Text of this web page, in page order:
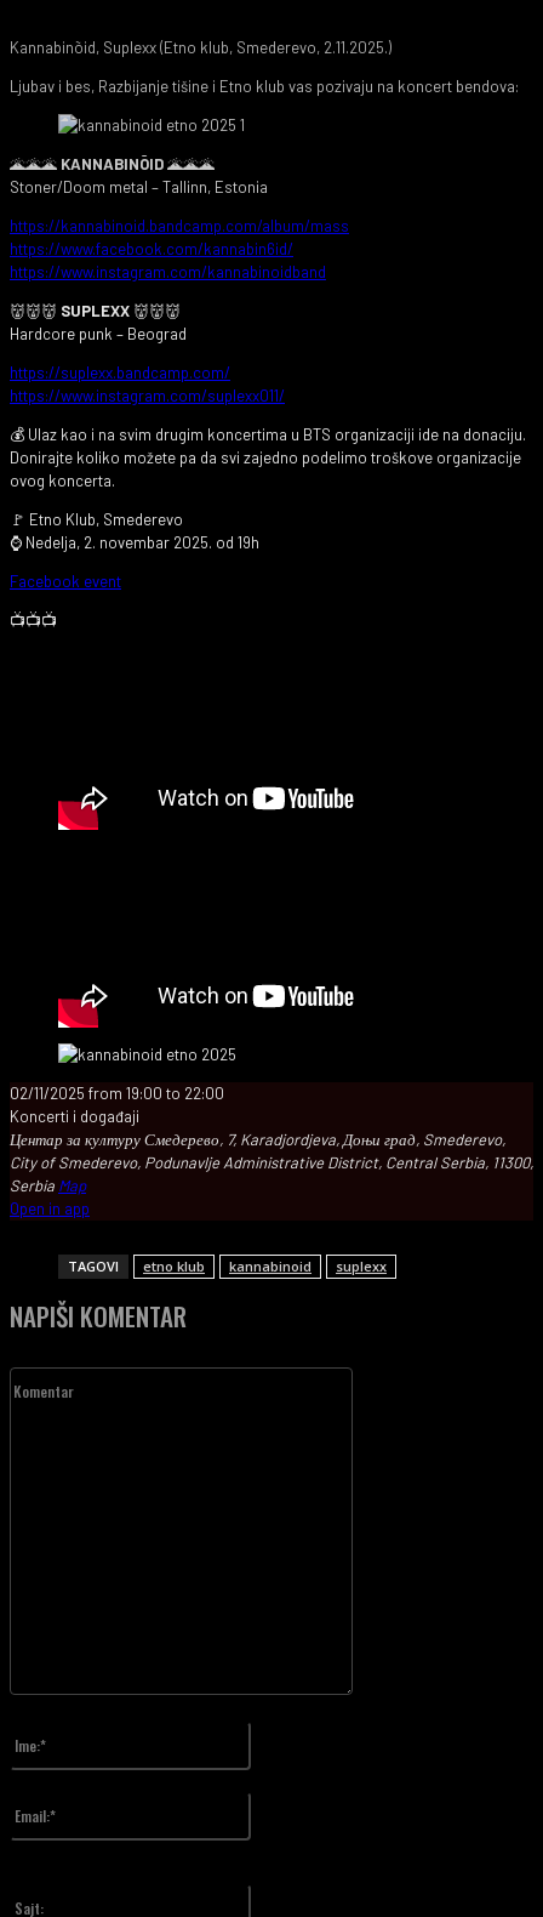
Kannabinõid, Suplexx (Etno klub, Smederevo, 2.11.2025.)
Ljubav i bes, Razbijanje tišine i Etno klub vas pozivaju na koncert bendova:
🌋🌋🌋 KANNABINÕID🌋🌋🌋
Stoner/Doom metal – Tallinn, Estonia
https://kannabinoid.bandcamp.com/album/mass
https://www.facebook.com/kannabin6id/
https://www.instagram.com/kannabinoidband
👹👹👹 SUPLEXX 👹👹👹
Hardcore punk – Beograd
https://suplexx.bandcamp.com/
https://www.instagram.com/suplexx011/
💰 Ulaz kao i na svim drugim koncertima u BTS organizaciji ide na donaciju.
Donirajte koliko možete pa da svi zajedno podelimo troškove organizacije
ovog koncerta.
🚩 Etno Klub, Smederevo
⌚ Nedelja, 2. novembar 2025. od 19h
Facebook event
📺📺📺
02/11/2025 from 19:00 to 22:00
Koncerti i događaji
Центар за културу Смедерево, 7, Karadjordjeva, Доњи град, Smederevo,
City of Smederevo, Podunavlje Administrative District, Central Serbia, 11300,
Serbia Map
Open in app
TAGOVI etno klub kannabinoid suplexx
NAPIŠI KOMENTAR
Komentar
Ime:*
Email:*
Sajt: